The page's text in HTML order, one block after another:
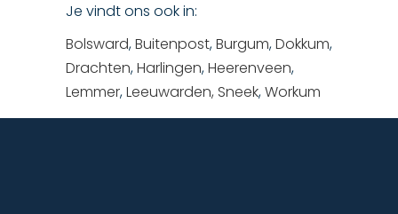
Je vindt ons ook in:
Bolsward,Buitenpost,Burgum,Dokkum,
Drachten,Harlingen,Heerenveen,
Lemmer,Leeuwarden, Sneek,Workum